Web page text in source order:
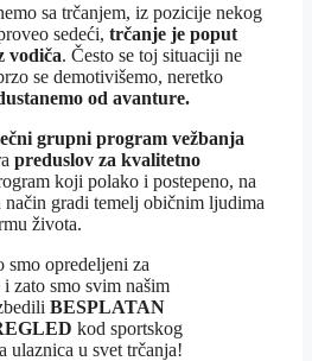
sa trčanjem, iz pozicije nekog
sedeći, trčanje je poput
vodiča. Često se toj situaciji ne
se demotivišemo, neretko
od avanture.
grupni program vežbanja
preduslov za kvalitetno
koji polako i postepeno, na
način gradi temelj običnim ljudima
života.
smo opredeljeni za
zato smo svim našim
BESPLATAN
kod sportskog
ulaznica u svet trčanja!